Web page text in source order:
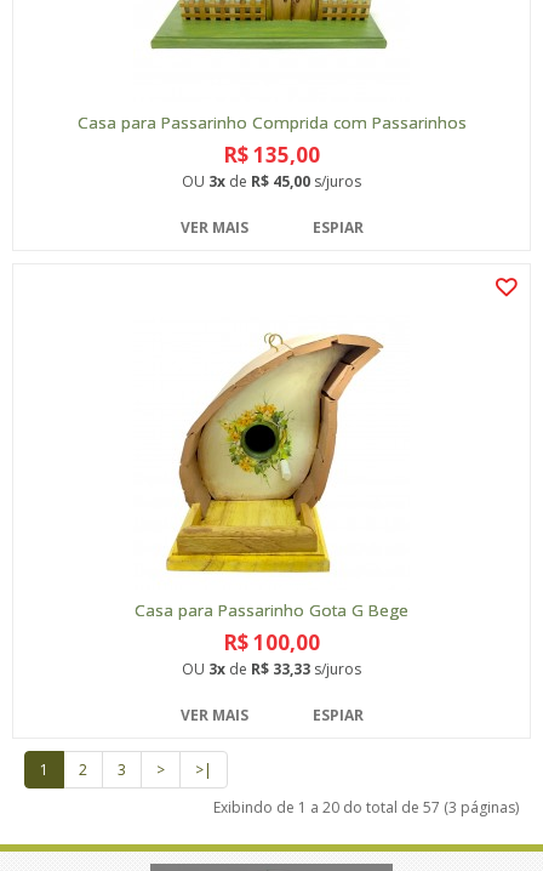
Casa para Passarinho Comprida com Passarinhos
R$ 135,00
OU 3x de R$ 45,00 s/juros
VER MAIS ESPIAR
Casa para Passarinho Gota G Bege
R$ 100,00
OU 3x de R$ 33,33 s/juros
VER MAIS ESPIAR
1 2 3 >
>|
Exibindo de 1 a 20 do total de 57 (3 páginas)